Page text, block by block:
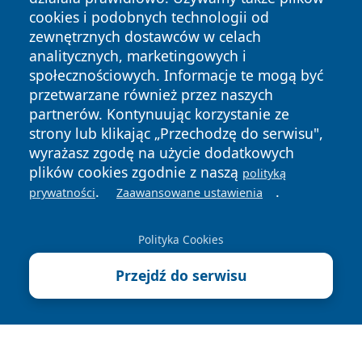
cookies i podobnych technologii od
zewnętrznych dostawców w celach
analitycznych, marketingowych i
społecznościowych. Informacje te mogą być
przetwarzane również przez naszych
partnerów. Kontynuując korzystanie ze
strony lub klikając „Przechodzę do serwisu",
wyrażasz zgodę na użycie dodatkowych
plików cookies zgodnie z naszą polityką
prywatności. Zaawansowane ustawienia .
Polityka Cookies
Przejdź do serwisu
Copyright © 2026 wrotazabrza.pl Wszystkie prawa
zastrzeżone.
News Autorzy
Polityka
Prywatności
Polityka
Cookies